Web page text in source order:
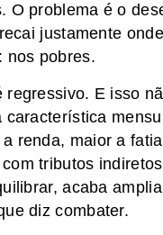
O problema é o
justamente
nos pobres.
regressivo. E isso
característica
renda, maior a fatia
tributos
acaba
diz combater.